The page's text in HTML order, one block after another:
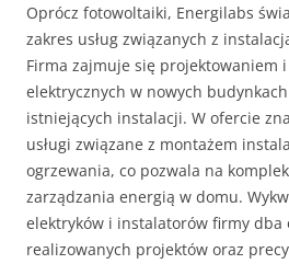
Oprócz fotowoltaiki, Energilabs
zakres usług związanych z
Firma zajmuje się projektowaniem
elektrycznych w nowych
istniejących instalacji. W ofercie
usługi związane z montażem
ogrzewania, co pozwala na
zarządzania energią w domu.
elektryków i instalatorów firmy dba
realizowanych projektów oraz